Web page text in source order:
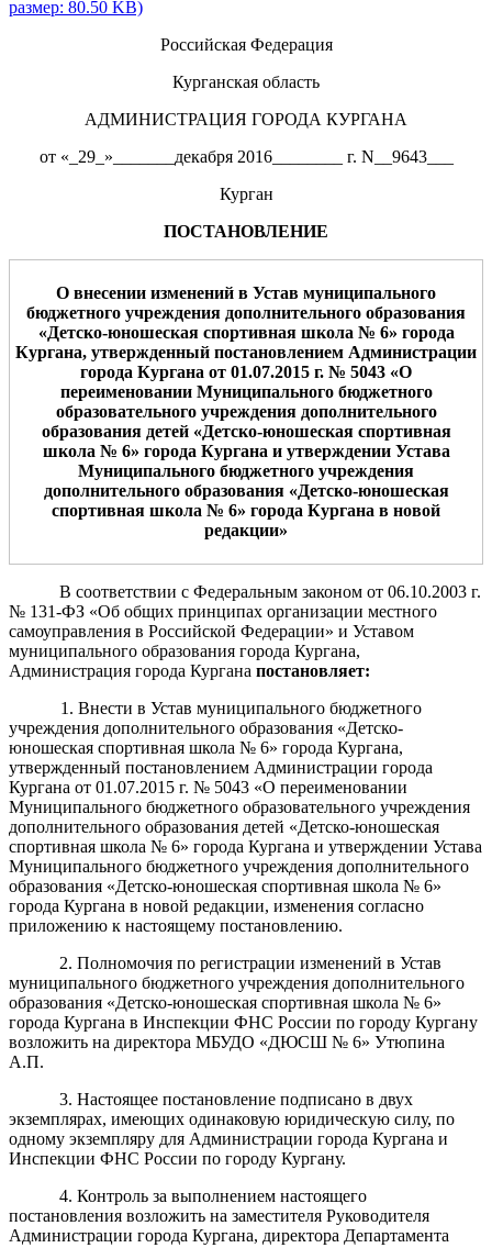
размер: 80.50 KB)
Российская Федерация
Курганская область
АДМИНИСТРАЦИЯ ГОРОДА КУРГАНА
от «_29_»_______декабря 2016________ г. N__9643___
Курган
ПОСТАНОВЛЕНИЕ
О внесении изменений в Устав муниципального
бюджетного учреждения дополнительного образования
«Детско-юношеская спортивная школа № 6» города
Кургана, утвержденный постановлением Администрации
города Кургана от 01.07.2015 г. № 5043 «О
переименовании Муниципального бюджетного
образовательного учреждения дополнительного
образования детей «Детско-юношеская спортивная
школа № 6» города Кургана и утверждении Устава
Муниципального бюджетного учреждения
дополнительного образования «Детско-юношеская
спортивная школа № 6» города Кургана в новой
редакции»
В соответствии с Федеральным законом от 06.10.2003 г.
№ 131-ФЗ «Об общих принципах организации местного
самоуправления в Российской Федерации» и Уставом
муниципального образования города Кургана,
Администрация города Кургана постановляет:
1. Внести в Устав муниципального бюджетного
учреждения дополнительного образования «Детско-
юношеская спортивная школа № 6» города Кургана,
утвержденный постановлением Администрации города
Кургана от 01.07.2015 г. № 5043 «О переименовании
Муниципального бюджетного образовательного учреждения
дополнительного образования детей «Детско-юношеская
спортивная школа № 6» города Кургана и утверждении Устава
Муниципального бюджетного учреждения дополнительного
образования «Детско-юношеская спортивная школа № 6»
города Кургана в новой редакции, изменения согласно
приложению к настоящему постановлению.
2. Полномочия по регистрации изменений в Устав
муниципального бюджетного учреждения дополнительного
образования «Детско-юношеская спортивная школа № 6»
города Кургана в Инспекции ФНС России по городу Кургану
возложить на директора МБУДО «ДЮСШ № 6» Утюпина
А.П.
3. Настоящее постановление подписано в двух
экземплярах, имеющих одинаковую юридическую силу, по
одному экземпляру для Администрации города Кургана и
Инспекции ФНС России по городу Кургану.
4. Контроль за выполнением настоящего
постановления возложить на заместителя Руководителя
Администрации города Кургана, директора Департамента